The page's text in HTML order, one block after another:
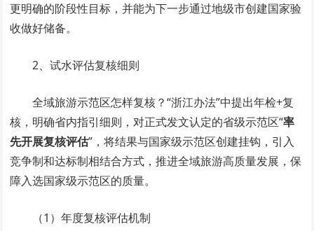
更明确的阶段性目标，并能为下一步通过地级市创建国家验
收做好储备。
2、试水评估复核细则
全域旅游示范区怎样复核？“浙江办法”中提出年检+复
核，明确省内指引细则，对正式发文认定的省级示范区“率
先开展复核评估”，将结果与国家级示范区创建挂钩，引入
竞争制和达标制相结合方式，推进全域旅游高质量发展，保
障入选国家级示范区的质量。
（1）年度复核评估机制